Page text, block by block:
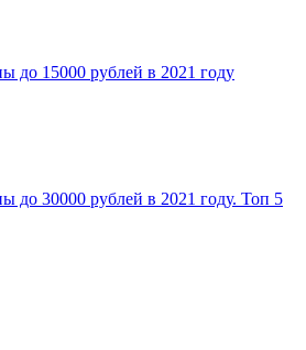
до 15000 рублей в 2021 году
до 30000 рублей в 2021 году. Топ 5